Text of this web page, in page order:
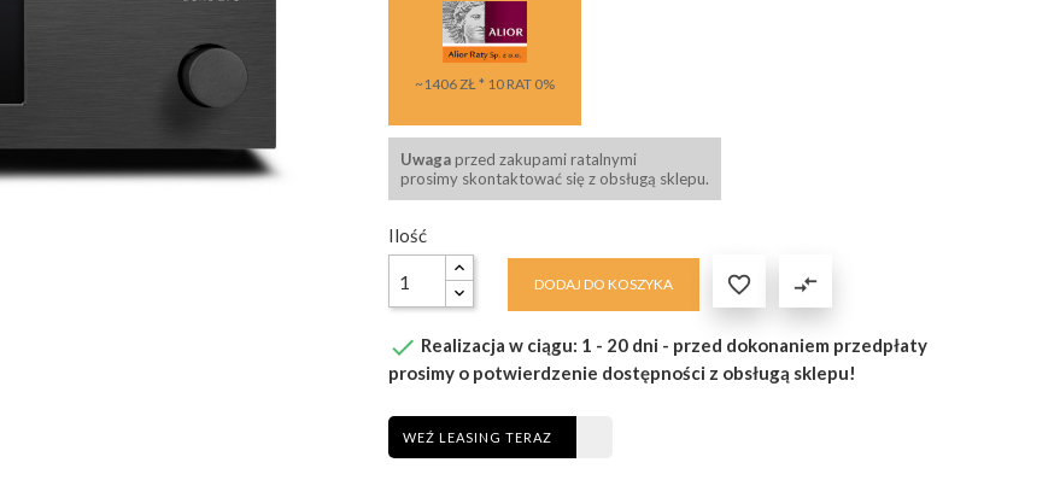
~1406 ZŁ * 10 RAT 0%
Uwagaprzed zakupami ratalnymi
prosimy skontaktować się z obsługą sklepu.
Ilość
DODAJ DO KOSZYKA  compare_arrows
 Realizacja w ciągu: 1 - 20 dni - przed dokonaniem przedpłaty
prosimy o potwierdzenie dostępności z obsługą sklepu!
WEŹ LEASING TERAZ